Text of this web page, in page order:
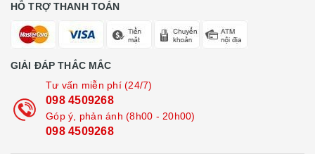
HỖ TRỢ THANH TOÁN
GIẢI ĐÁP THẮC MẮC
Tư vấn miễn phí (24/7)
098 4509268
Góp ý, phản ánh (8h00 - 20h00)
098 4509268